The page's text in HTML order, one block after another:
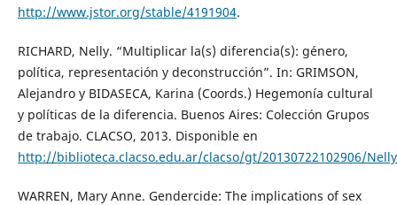
http://www.jstor.org/stable/4191904.
RICHARD, Nelly. “Multiplicar la(s) diferencia(s): género,
política, representación y deconstrucción”. In: GRIMSON,
Alejandro y BIDASECA, Karina (Coords.) Hegemonía cultural
y políticas de la diferencia. Buenos Aires: Colección Grupos
de trabajo. CLACSO, 2013. Disponible en
http://biblioteca.clacso.edu.ar/clacso/gt/20130722102906/
WARREN, Mary Anne. Gendercide: The implications of sex